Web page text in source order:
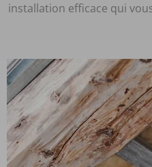
installation efficace qui